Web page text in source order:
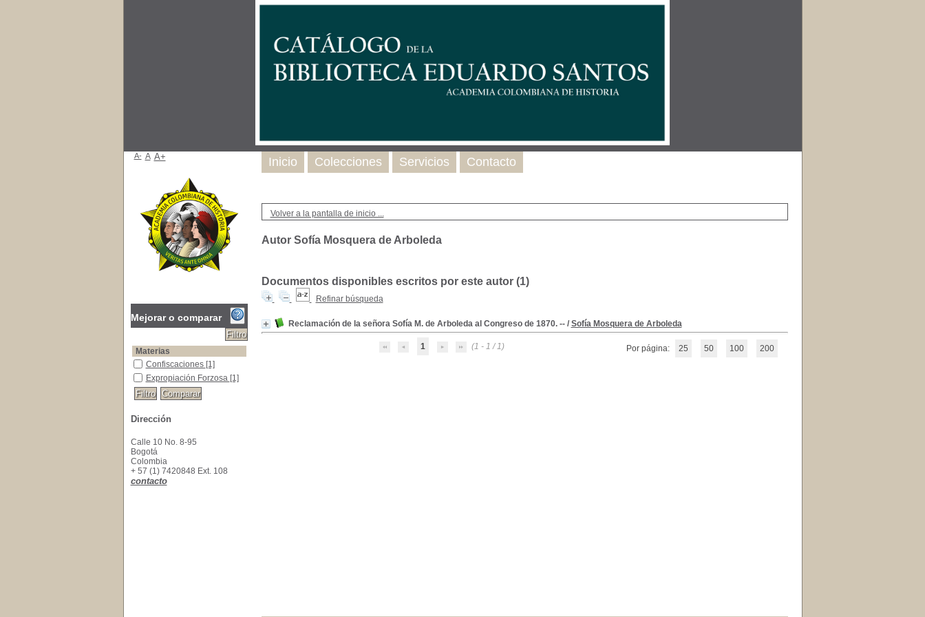
Volver a la pantalla de inicio ...
Autor Sofía Mosquera de Arboleda
Documentos disponibles escritos por este autor (1)
Refinar búsqueda
Reclamación de la señora Sofía M. de Arboleda al Congreso de 1870. --/ Sofía Mosquera de Arboleda
1 (1 - 1 / 1) Por página: 25 50 100 200
Inicio Colecciones Servicios Contacto
A- A A+
Mejorar o comparar
Materias
Confiscaciones
Confiscaciones [1]
Expropiación Forzosa
Expropiación Forzosa [1]
Dirección
Calle 10 No. 8-95
Bogotá
Colombia
+ 57 (1) 7420848 Ext. 108
contacto